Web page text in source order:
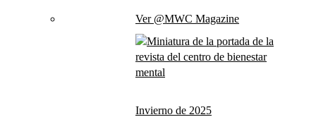
Ver @MWC Magazine
Invierno de 2025